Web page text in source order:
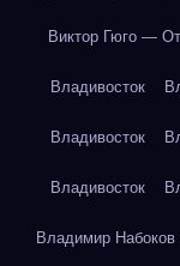
Виктор Гюго —
Владивосток
Владивосток
Владивосток
Владимир